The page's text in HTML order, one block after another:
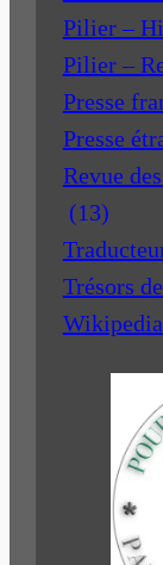
Pilier –
Pilier –
Presse
Presse
Revue
(13)
Trésors
Wikipedia